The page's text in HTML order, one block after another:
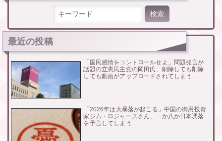
最近の投稿
「国民感情をコントロールせよ」問題発言が
話題の立憲民主党の岡田氏、削除しても削除
しても動画がアップロードされてしまう…
「2026年は大暴落が起こる」中国の御用投資
家ジム・ロジャーズさん、一か八か日本凋落
を予言してしまう